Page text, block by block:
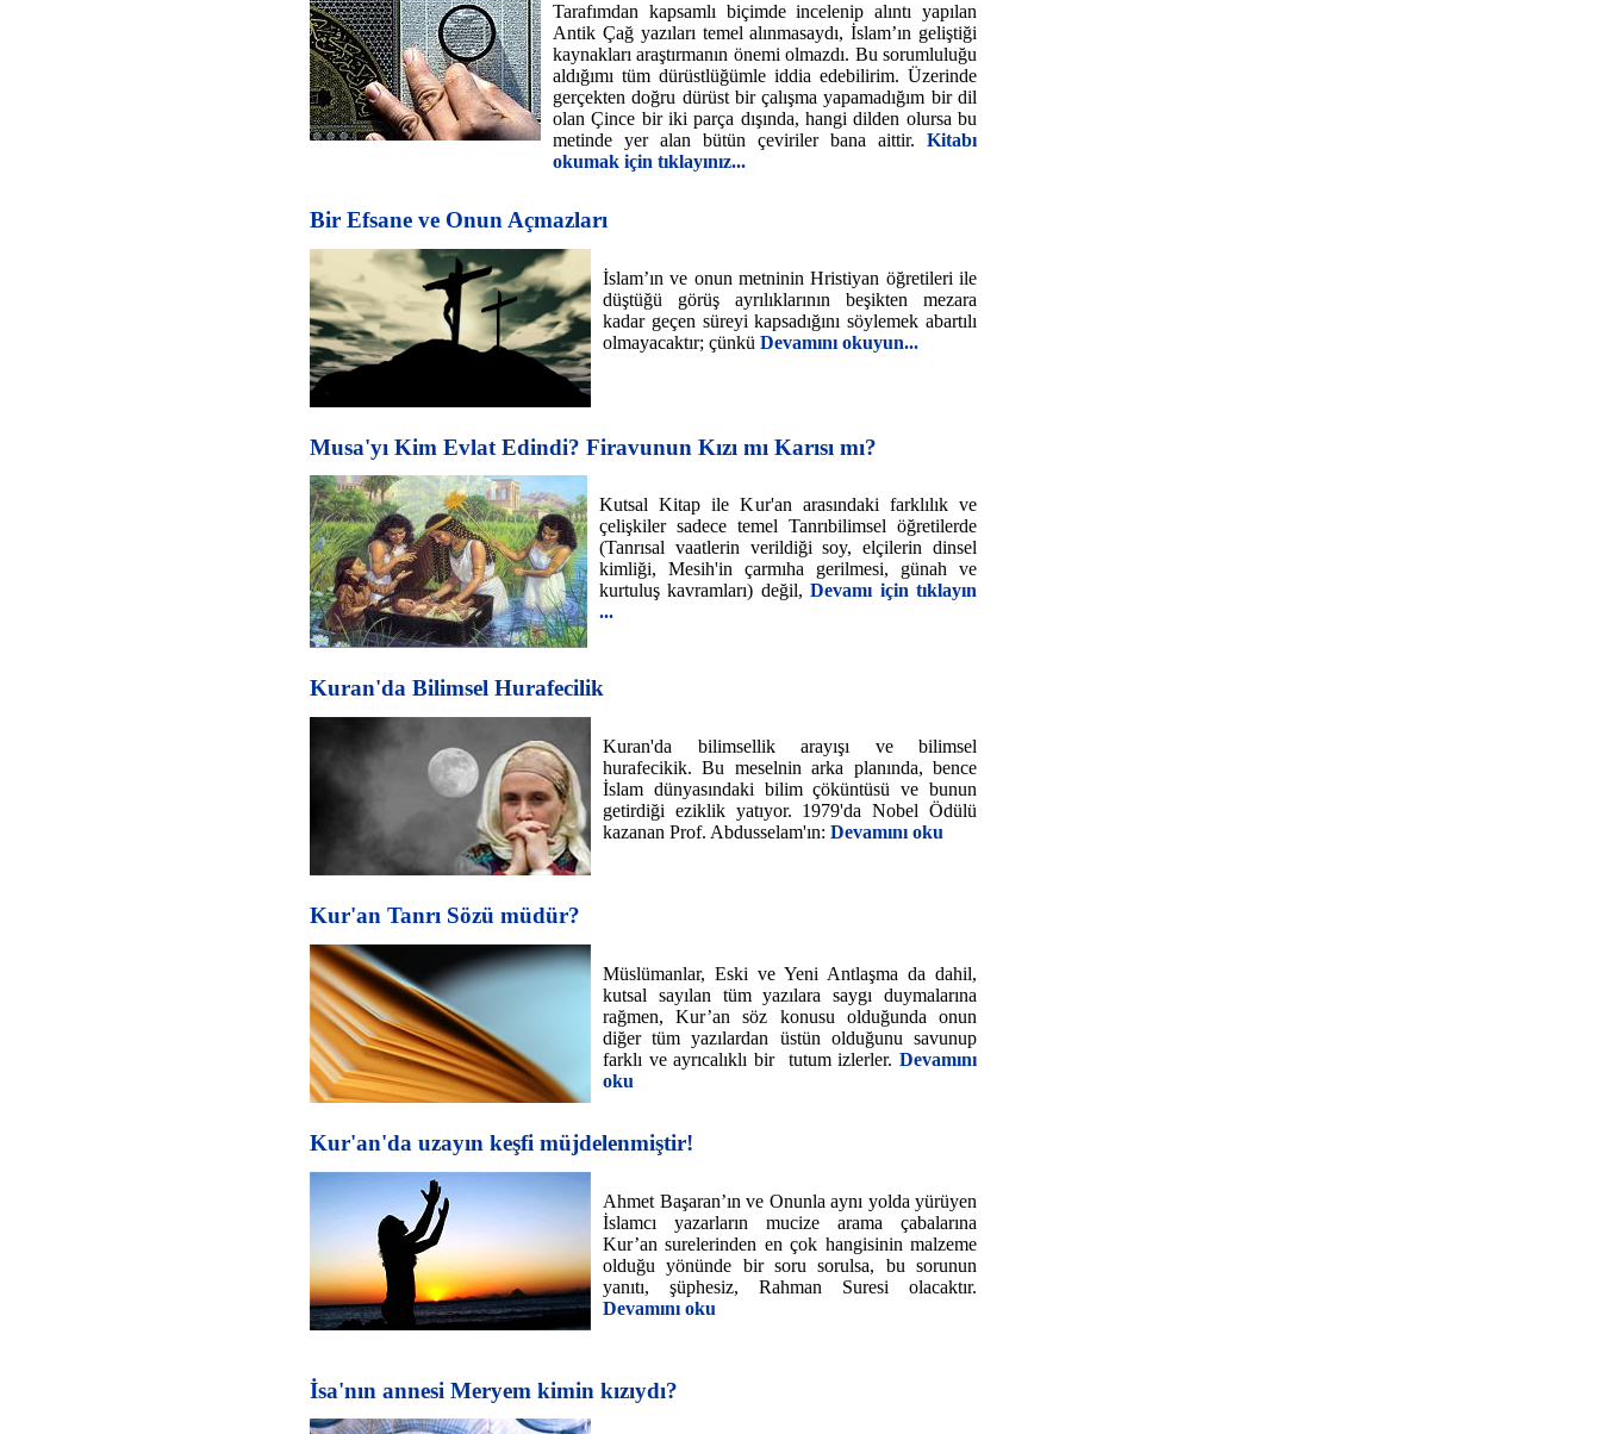
Tarafımdan kapsamlı biçimde incelenip alıntı yapılan
Antik Çağ yazıları temel alınmasaydı, İslam’ın geliştiği
kaynakları araştırmanın önemi olmazdı. Bu sorumluluğu
aldığımı tüm dürüstlüğümle iddia edebilirim. Üzerinde
gerçekten doğru dürüst bir çalışma yapamadığım bir dil
olan Çince bir iki parça dışında, hangi dilden olursa bu
metinde yer alan bütün çeviriler bana aittir. Kitabı
okumak için tıklayınız...
Bir Efsane ve Onun Açmazları
İslam’ın ve onun metninin Hristiyan öğretileri ile
düştüğü görüş ayrılıklarının beşikten mezara
kadar geçen süreyi kapsadığını söylemek abartılı
olmayacaktır; çünkü Devamını okuyun...
Musa'yı Kim Evlat Edindi? Firavunun Kızı mı Karısı mı?
Kutsal Kitap ile Kur'an arasındaki farklılık ve
çelişkiler sadece temel Tanrıbilimsel öğretilerde
(Tanrısal vaatlerin verildiği soy, elçilerin dinsel
kimliği, Mesih'in çarmıha gerilmesi, günah ve
kurtuluş kavramları) değil,Devamı için tıklayın
...
Kuran'da Bilimsel Hurafecilik
Kuran'da bilimsellik arayışı ve bilimsel
hurafecikik. Bu meselnin arka planında, bence
İslam dünyasındaki bilim çöküntüsü ve bunun
getirdiği eziklik yatıyor. 1979'da Nobel Ödülü
kazanan Prof. Abdusselam'ın: Devamını oku
Kur'an Tanrı Sözü müdür?
Müslümanlar, Eski ve Yeni Antlaşma da dahil,
kutsal sayılan tüm yazılara saygı duymalarına
rağmen, Kur’an söz konusu olduğunda onun
diğer tüm yazılardan üstün olduğunu savunup
farklı ve ayrıcalıklı bir tutum izlerler. Devamını
oku
Kur'an'da uzayın keşfi müjdelenmiştir!
Ahmet Başaran’ın ve Onunla aynı yolda yürüyen
İslamcı yazarların mucize arama çabalarına
Kur’an surelerinden en çok hangisinin malzeme
olduğu yönünde bir soru sorulsa, bu sorunun
yanıtı, şüphesiz, Rahman Suresi olacaktır.
Devamını oku
İsa'nın annesi Meryem kimin kızıydı?